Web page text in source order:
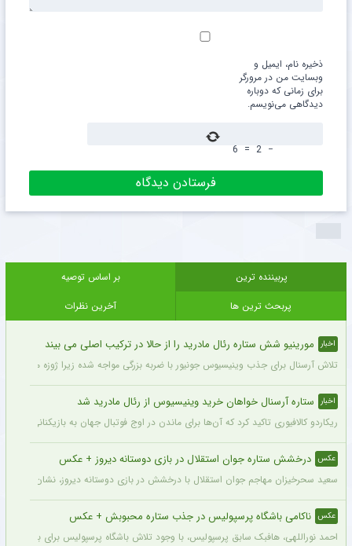
ذخیره نام، ایمیل و
وبسایت من در مرورگر
برای زمانی که دوباره
دیدگاهی می‌نویسم.
−
2
=
6
پربیننده ترین
بر اساس توصیه
پربحث ترین ها
آخرین نظرات
اخبار مورینیو شش ستاره رئال مادرید را از حالا در ترکیب اصلی می بیند
تلاش آرسنال برای جذب وینیسیوس جونیور با ضربه بزرگی مواجه شده زیرا ژوزه مورینیو او را یک
اخبار ستاره آرسنال خواهان خرید وینیسیوس از رئال مادرید شد
ریکاردو کالافیوری تاکید کرد که آن‌ها برای ماندن در اوج فوتبال جهان به بازیکنانی در
عکس درخشش ستاره جوان استقلال در بازی دوستانه دیروز + عکس
سعید سحرخیزان مهاجم جوان استقلال با درخشش در بازی دوستانه دیروز، نشان داد
عکس ناکامی باشگاه پرسپولیس در جذب ستاره محبوبش + عکس
احمد نوراللهی، هافبک سابق پرسپولیس، با وجود تلاش باشگاه پرسپولیس برای بازگشت